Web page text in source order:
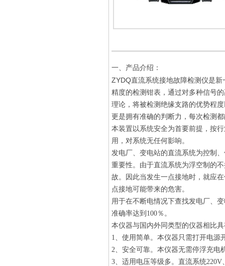
一、产品介绍：
ZYDQ直流系统接地故障检测仪是新
精度的检测钳表，通过对多种信号
理论，将被检测绝缘支路的优势程
更是拥有准确的判断力，每次检测
本装置以系统安全为首要前提，按
用，对系统无任何影响。
发电厂、变电站的直流系统为控制
重要性。由于直流系统为浮空制的
故。因此当发生一点接地时，就应
点接地可能带来的危害。
用于在不断电情况下查找发电厂、
准确率达到100％。
本仪器与国内外同类型的仪器相比
1、使用简单。本仪器只需打开电源
2、安全可靠。本仪器无需停浮充电
3、适用电压等级多。直流系统